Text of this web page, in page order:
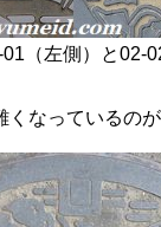
（左側）と02-
なっているのが